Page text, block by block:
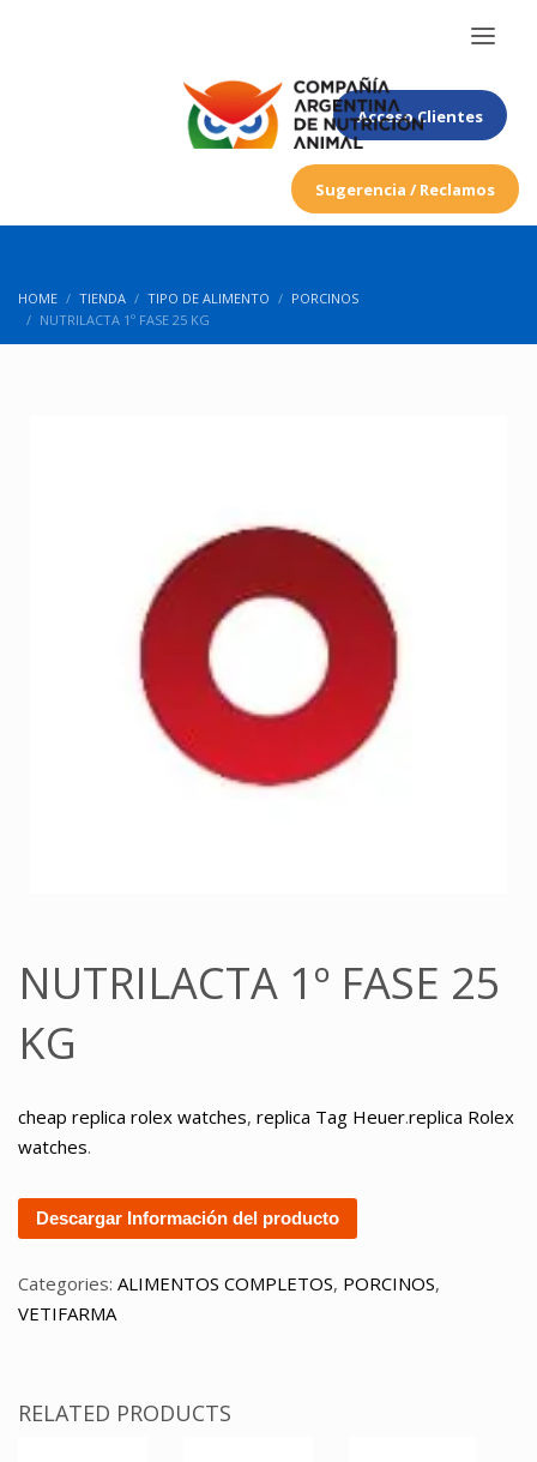
Acceso Clientes
Sugerencia / Reclamos
HOME TIENDA TIPO DE ALIMENTO
PORCINOS
NUTRILACTA 1º FASE 25 KG
NUTRILACTA 1º FASE 25
KG
cheap replica rolex watches, replica Tag Heuer.replica Rolex
watches.
Descargar Información del producto
Categories: ALIMENTOS COMPLETOS, PORCINOS,
VETIFARMA
RELATED PRODUCTS